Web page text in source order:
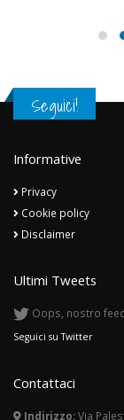
Seguici!
Cookie policy
Disclaimer
Seguici su Twitter